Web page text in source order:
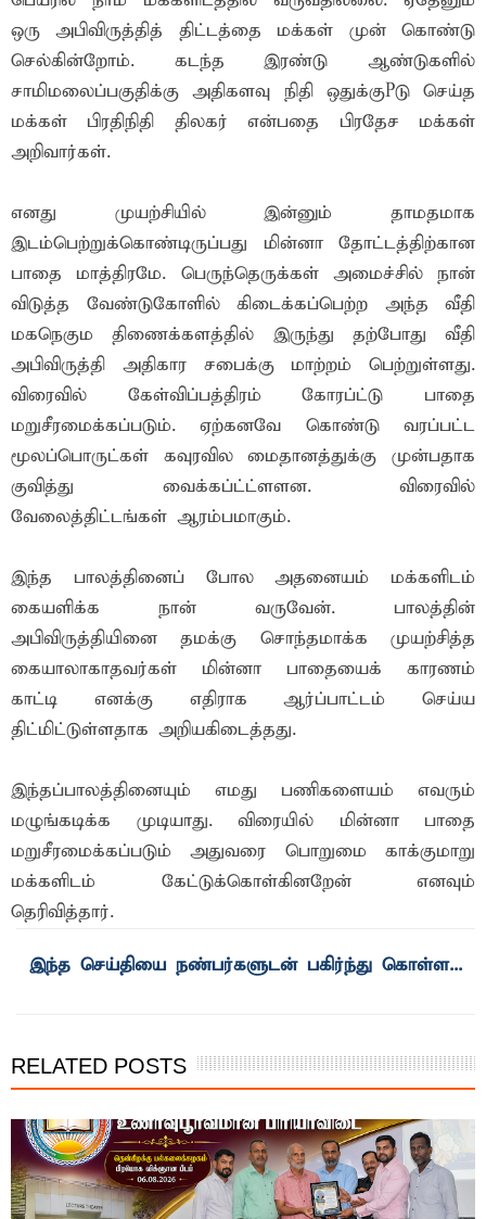
ஒரு அபிவிருத்தித் திட்டத்தை மக்கள் முன் கொண்டு
செல்கின்றோம். கடந்த இரண்டு ஆண்டுகளில்
சாமிமலைப்பகுதிக்கு அதிகளவு நிதி ஒதுக்குPடு செய்த
மக்கள் பிரதிநிதி திலகர் என்பதை பிரதேச மக்கள்
அறிவார்கள்.
எனது முயற்சியில் இன்னும் தாமதமாக
இடம்பெற்றுக்கொண்டிருப்பது மின்னா தோட்டத்திற்கான
பாதை மாத்திரமே. பெருந்தெருக்கள் அமைச்சில் நான்
விடுத்த வேண்டுகோளில் கிடைக்கப்பெற்ற அந்த வீதி
மகநெகும திணைக்களத்தில் இருந்து தற்போது வீதி
அபிவிருத்தி அதிகார சபைக்கு மாற்றம் பெற்றுள்ளது.
விரைவில் கேள்விப்பத்திரம் கோரப்ட்டு பாதை
மறுசீரமைக்கப்படும். ஏற்கனவே கொண்டு வரப்பட்ட
மூலப்பொருட்கள் கவுரவில மைதானத்துக்கு முன்பதாக
குவித்து வைக்கப்ட்ட்ளளன. விரைவில்
வேலைத்திட்டங்கள் ஆரம்பமாகும்.
இந்த பாலத்தினைப் போல அதனையம் மக்களிடம்
கையளிக்க நான் வருவேன். பாலத்தின்
அபிவிருத்தியினை தமக்கு சொந்தமாக்க முயற்சித்த
கையாலாகாதவர்கள் மின்னா பாதையைக் காரணம்
காட்டி எனக்கு எதிராக ஆர்ப்பாட்டம் செய்ய
திட்மிட்டுள்ளதாக அறியகிடைத்தது.
இந்தப்பாலத்தினையும் எமது பணிகளையம் எவரும்
மழுங்கடிக்க முடியாது. விரையில் மின்னா பாதை
மறுசீரமைக்கப்படும் அதுவரை பொறுமை காக்குமாறு
மக்களிடம் கேட்டுக்கொள்கினறேன் எனவும்
தெரிவித்தார்.
இந்த செய்தியை நண்பர்களுடன் பகிர்ந்து கொள்ள...
RELATED POSTS